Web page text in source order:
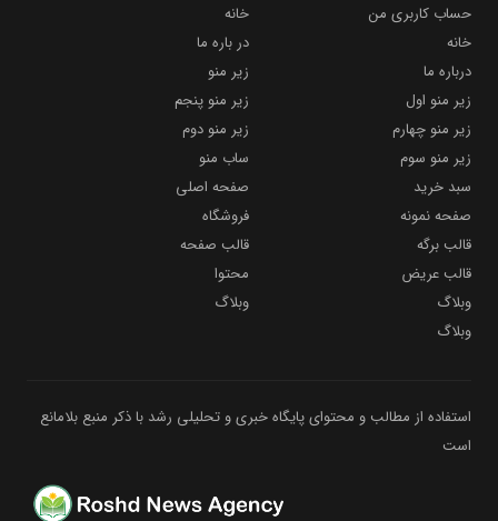
حساب کاربری من
خانه
خانه
در باره ما
درباره ما
زیر منو
زیر منو اول
زیر منو پنجم
زیر منو چهارم
زیر منو دوم
زیر منو سوم
ساب منو
سبد خرید
صفحه اصلی
صفحه نمونه
فروشگاه
قالب برگه
قالب صفحه
قالب عریض
محتوا
وبلاگ
وبلاگ
وبلاگ
استفاده از مطالب و محتوای پایگاه خبری و تحلیلی رشد با ذکر منبع بلامانع
است